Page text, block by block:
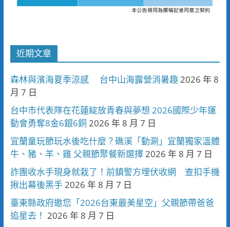
近期文章
森林與濱海夏季涼感 台中山海露營消暑趣2026 年 8
月 7 日
台中市代表隊在花蓮綻放青春與夢想 2026國際少年運
動會勇奪8金6銀6銅 2026 年 8 月 7 日
宜蘭童玩節玩水後吃什麼？礁溪「動涮」宜蘭獨家溫體
牛、豬、羊、雞 父親節聚餐新選擇2026 年 8 月 7 日
詐團收水手現身就栽了！前鎮警方埋伏收網 查扣手機
揪出幕後黑手2026 年 8 月 7 日
臺東縣政府邀您「2026台東最美星空」父親節帶爸爸
追星去！ 2026 年 8 月 7 日